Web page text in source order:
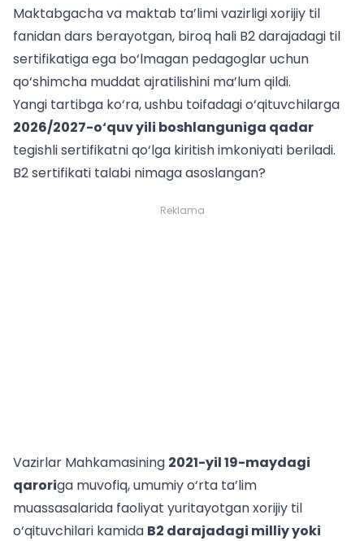
Maktabgacha va maktab ta’limi vazirligi xorijiy til
fanidan dars berayotgan, biroq hali B2 darajadagi til
sertifikatiga ega bo‘lmagan pedagoglar uchun
qo‘shimcha muddat ajratilishini ma’lum qildi.
Yangi tartibga ko‘ra, ushbu toifadagi o‘qituvchilarga
2026/2027-o‘quv yili boshlanguniga qadar
tegishli sertifikatni qo‘lga kiritish imkoniyati beriladi.
B2 sertifikati talabi nimaga asoslangan?
Reklama
Vazirlar Mahkamasining 2021-yil 19-maydagi
qaroriga muvofiq, umumiy o‘rta ta’lim
muassasalarida faoliyat yuritayotgan xorijiy til
o‘qituvchilari kamida B2 darajadagi milliy yoki